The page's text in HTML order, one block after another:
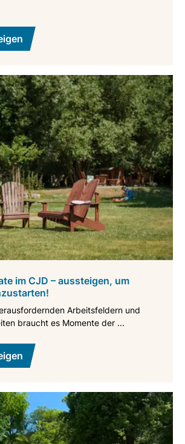
im CJD – aussteigen, um
Arbeitsfeldern und
braucht es Momente der ...